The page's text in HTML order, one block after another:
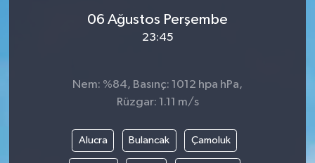
06 Ağustos Perşembe
23:45
Nem: %84, Basınç: 1012 hpa hPa,
Rüzgar: 1.11 m/s
Alucra Bulancak Çamoluk